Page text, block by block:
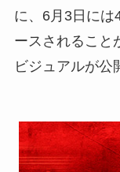
に、6月3日には
ースされること
ビジュアルが公